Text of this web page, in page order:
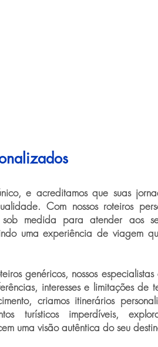
e acreditamos que suas
Com nossos roteiros
sob medida para atender aos
uma experiência de viagem
genéricos, nossos especialistas
interesses e limitações de
criamos itinerários
turísticos imperdíveis,
uma visão autêntica do seu